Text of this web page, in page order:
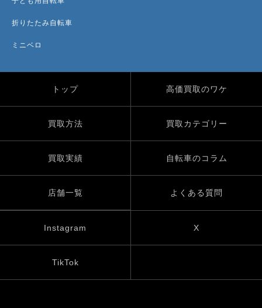
折りたたみ自転車
ミニベロ
トップ 高価買取のワケ
買取方法 買取カテゴリー
買取実績 自転車のコラム
店舗一覧 よくある質問
Instagram X
TikTok